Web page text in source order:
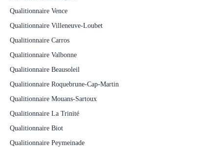
Qualitionnaire Vence
Qualitionnaire Villeneuve-Loubet
Qualitionnaire Carros
Qualitionnaire Valbonne
Qualitionnaire Beausoleil
Qualitionnaire Roquebrune-Cap-Martin
Qualitionnaire Mouans-Sartoux
Qualitionnaire La Trinité
Qualitionnaire Biot
Qualitionnaire Peymeinade